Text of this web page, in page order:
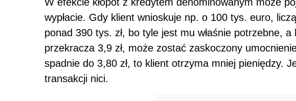
wypłacie. Gdy klient wnioskuje np. o 100 tys. euro,
ponad 390 tys. zł, bo tyle jest mu właśnie potrzebne,
przekracza 3,9 zł, może zostać zaskoczony
spadnie do 3,80 zł, to klient otrzyma mniej pieniędzy.
transakcji nici.